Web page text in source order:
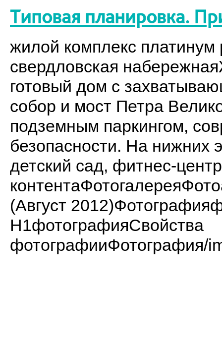
Типовая планировка.
жилой комплекс платинум
свердловская
готовый дом с
собор и мост Петра
подземным паркингом,
безопасности. На нижних
детский сад, фитнес-
(Август
H1фотографияСвойства
фотографииФотография/